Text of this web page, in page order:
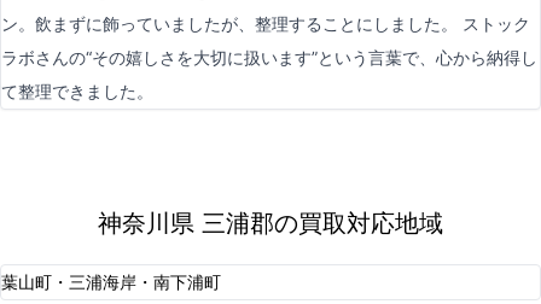
ン。飲まずに飾っていましたが、整理することにしました。 ストック
ラボさんの“その嬉しさを大切に扱います”という言葉で、心から納得し
て整理できました。
神奈川県 三浦郡の買取対応地域
葉山町・三浦海岸・南下浦町